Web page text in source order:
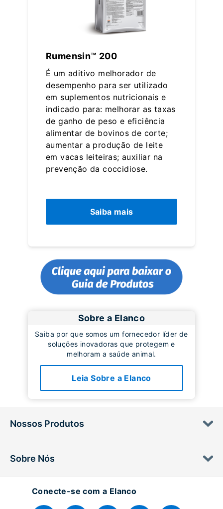
Rumensin™ 200
É um aditivo melhorador de
desempenho para ser utilizado
em suplementos nutricionais e
indicado para: melhorar as taxas
de ganho de peso e eficiência
alimentar de bovinos de corte;
aumentar a produção de leite
em vacas leiteiras; auxiliar na
prevenção da coccidiose.
Saiba mais
Sobre a Elanco
Saiba por que somos um fornecedor líder de
soluções inovadoras que protegem e
melhoram a saúde animal.
Leia Sobre a Elanco
Nossos Produtos
Sobre Nós
Conecte-se com a Elanco